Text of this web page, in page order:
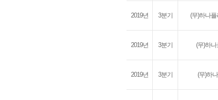
2019년 3분기 (무)하나
2019년 3분기 (무)하
2019년 3분기 (무)하